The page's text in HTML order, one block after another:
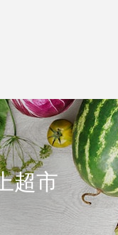
超市
取包装运送往汉密尔顿岛
在订购